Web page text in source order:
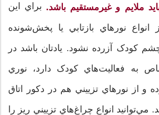
ملايم و غيرمستقيم باشد. براي اين
انواع نورهاي بازتابي يا پخش‌شونده
چشم کودک آزرده نشود. يادتان باشد در
به فعاليت‌هاي کودک دارد، نوري
و از نورهاي تزييني هم در دکور اتاق
مي‌توانيد انواع چراغ‌هاي تزييني ريز را